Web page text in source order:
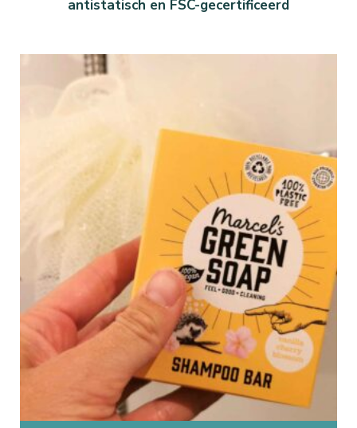
antistatisch en FSC-gecertificeerd